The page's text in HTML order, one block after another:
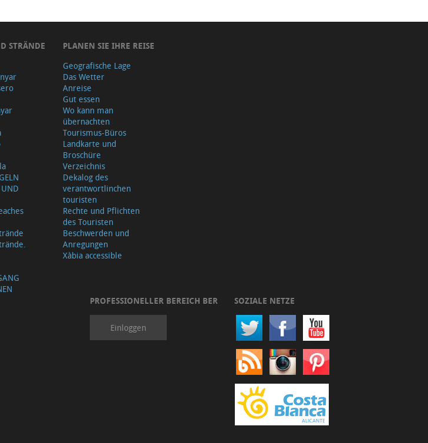
STRÄNDE
UND
PLANEN SIE IHRE REISE
Geografische Lage
Das Wetter
Anreise
Gut essen
Wo kann man
übernachten
Tourismus-Büros
Landkarte und
Broschüre
Verzeichnis
Dekalog des
verantwortlinchen
touristen
Rechte und Pflichten
des Touristen
Beschwerden und
Anregungen
Xàbia accessible
PROFESSIONELLER BEREICH BER
Einloggen
SOZIALE NETZE